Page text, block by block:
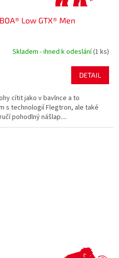
Low GTX® Men
Skladem - ihned k odeslání(1 ks)
DETAIL
cítit jako v bavlnce a to
s technologií Flegtron, ale také
pohodlný nášlap....